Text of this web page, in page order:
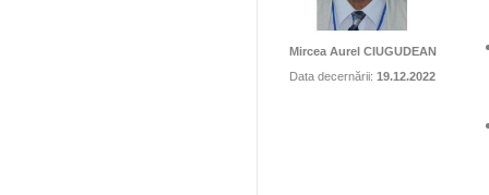
Mircea Aurel CIUGUDEAN
Data decernării: 19.12.2022